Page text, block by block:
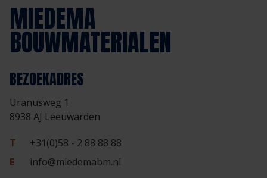
Deuren
Kozijnen
Hang- & sluitwerk
Diensten
Technische documentatie
Eengezinswoning
Meergezinswoning
Utiliteitsgebouw
Prefab woning
Aannemer
Architect
Projectontwikkelaar
Handelspartner
Inbraakwerend
Brandwerend
Geluidwerend
Rookwerend
Duurzaamheid
mijndeur.nl
Webshop
Inspiratie
Verkooppunten
Veelgestelde vragen
Blog
Organisatie
Duurzaamheid
GND Garantiedeuren
Werken bij Berkvens
MIEDEMA
BOUWMATERIALEN
BEZOEKADRES
Uranusweg 1
8938 AJ Leeuwarden
T
+31(0)58 - 2 88 88 88
E
info@miedemabm.nl